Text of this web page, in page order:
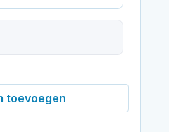
toevoegen